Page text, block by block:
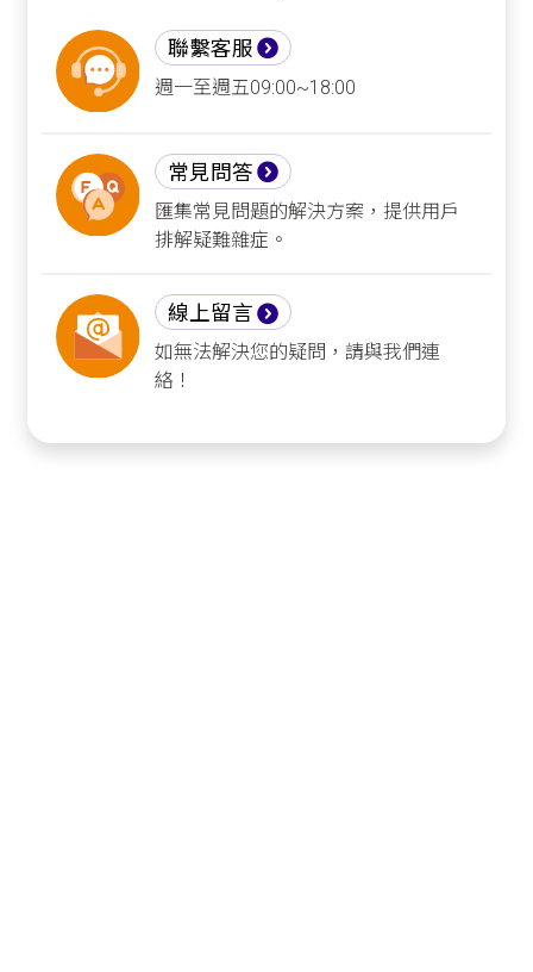
聯繫客服
週一至週五09:00~18:00
常見問答
匯集常見問題的解決方案，提供用戶
排解疑難雜症。
線上留言
如無法解決您的疑問，請與我們連
絡！